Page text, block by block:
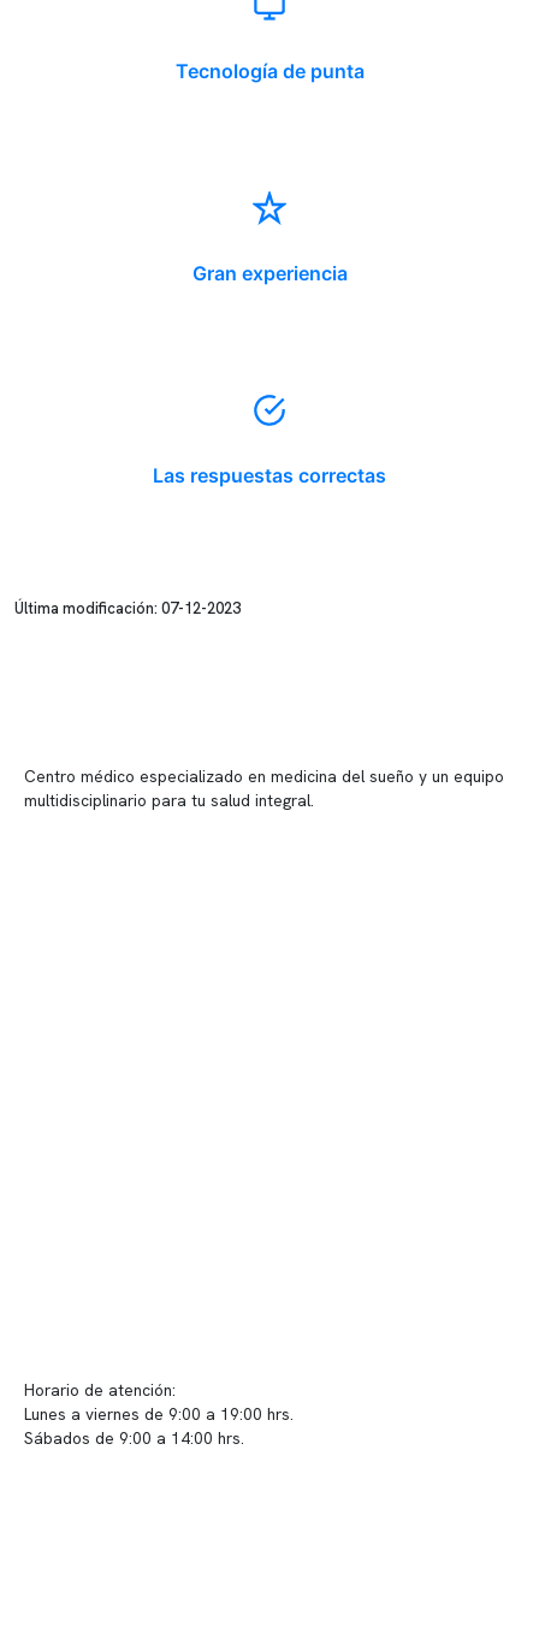
Tecnología de punta
Gran experiencia
Las respuestas correctas
Última modificación: 07-12-2023
Centro médico especializado en medicina del sueño y un equipo
multidisciplinario para tu salud integral.
Horario de atención:
Lunes a viernes de 9:00 a 19:00 hrs.
Sábados de 9:00 a 14:00 hrs.